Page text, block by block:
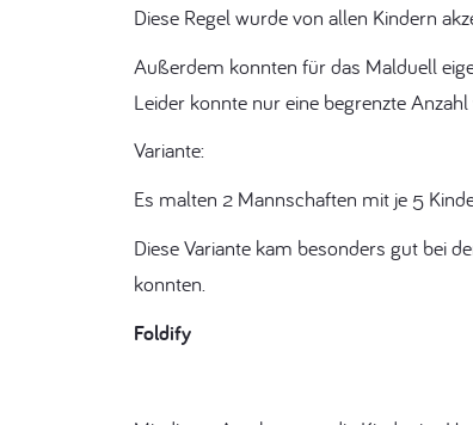
Diese Regel wurde von allen Kindern
Außerdem konnten für das Malduell
Leider konnte nur eine begrenzte
Variante:
Es malten 2 Mannschaften mit je 5
Diese Variante kam besonders gut bei
konnten.
Foldify